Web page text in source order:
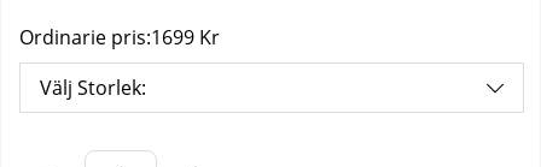
Ordinarie pris:1699 Kr
Välj Storlek: